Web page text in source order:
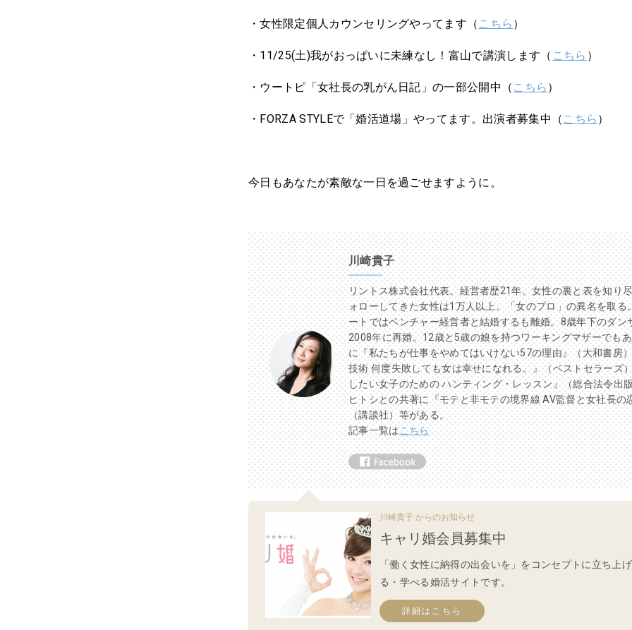
・女性限定個人カウンセリングやってます（ こちら ）
・11/25(土)我がおっぱいに未練なし！富山で講演します（ こちら ）
・ウートピ「女社長の乳がん日記」の一部公開中（ こちら ）
・FORZA STYLEで「婚活道場」やってます。出演者募集中（ こちら ）
今日もあなたが素敵な一日を過ごせますように。
川崎貴子
リントス株式会社代表。経営者歴21年。女性の裏と表を知り
ォローしてきた女性は1万人以上。「女のプロ」の異名を取る
ートではベンチャー経営者と結婚するも離婚。8歳年下のダン
2008年に再婚。12歳と5歳の娘を持つワーキングマザーでも
に『私たちが仕事をやめてはいけない57の理由』（大和書房
技術 何度失敗しても女は幸せになれる。』（ベストセラーズ
したい女子のための ハンティング・レッスン』（総合法令出
ヒトシとの共著に『モテと非モテの境界線 AV監督と女社長の
（講談社）等がある。
記事一覧はこちら
川崎貴子 からのお知らせ
キャリ婚会員募集中
「働く女性に納得の出会いを」をコンセプトに立ち上
る・学べる婚活サイトです。
詳細はこちら